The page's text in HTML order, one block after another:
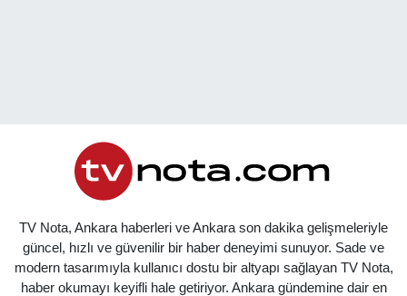
TV Nota, Ankara haberleri ve Ankara son dakika gelişmeleriyle
güncel, hızlı ve güvenilir bir haber deneyimi sunuyor. Sade ve
modern tasarımıyla kullanıcı dostu bir altyapı sağlayan TV Nota,
haber okumayı keyifli hale getiriyor. Ankara gündemine dair en